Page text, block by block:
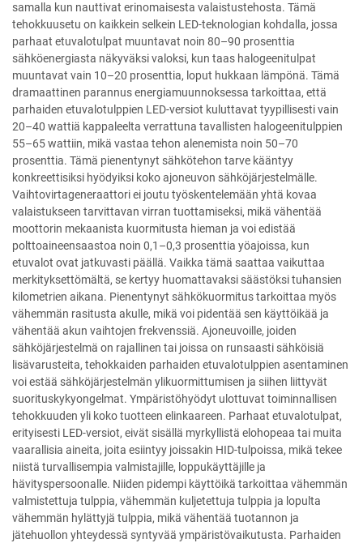
samalla kun nauttivat erinomaisesta valaistustehosta. Tämä
tehokkuusetu on kaikkein selkein LED-teknologian kohdalla, jossa
parhaat etuvalotulpat muuntavat noin 80–90 prosenttia
sähköenergiasta näkyväksi valoksi, kun taas halogeenitulpat
muuntavat vain 10–20 prosenttia, loput hukkaan lämpönä. Tämä
dramaattinen parannus energiamuunnoksessa tarkoittaa, että
parhaiden etuvalotulppien LED-versiot kuluttavat tyypillisesti vain
20–40 wattiä kappaleelta verrattuna tavallisten halogeenitulppien
55–65 wattiin, mikä vastaa tehon alenemista noin 50–70
prosenttia. Tämä pienentynyt sähkötehon tarve kääntyy
konkreettisiksi hyödyiksi koko ajoneuvon sähköjärjestelmälle.
Vaihtovirtageneraattori ei joutu työskentelemään yhtä kovaa
valaistukseen tarvittavan virran tuottamiseksi, mikä vähentää
moottorin mekaanista kuormitusta hieman ja voi edistää
polttoaineensaastoa noin 0,1–0,3 prosenttia yöajoissa, kun
etuvalot ovat jatkuvasti päällä. Vaikka tämä saattaa vaikuttaa
merkityksettömältä, se kertyy huomattavaksi säästöksi tuhansien
kilometrien aikana. Pienentynyt sähkökuormitus tarkoittaa myös
vähemmän rasitusta akulle, mikä voi pidentää sen käyttöikää ja
vähentää akun vaihtojen frekvenssiä. Ajoneuvoille, joiden
sähköjärjestelmä on rajallinen tai joissa on runsaasti sähköisiä
lisävarusteita, tehokkaiden parhaiden etuvalotulppien asentaminen
voi estää sähköjärjestelmän ylikuormittumisen ja siihen liittyvät
suorituskykyongelmat. Ympäristöhyödyt ulottuvat toiminnallisen
tehokkuuden yli koko tuotteen elinkaareen. Parhaat etuvalotulpat,
erityisesti LED-versiot, eivät sisällä myrkyllistä elohopeaa tai muita
vaarallisia aineita, joita esiintyy joissakin HID-tulpoissa, mikä tekee
niistä turvallisempia valmistajille, loppukäyttäjille ja
hävityspersoonalle. Niiden pidempi käyttöikä tarkoittaa vähemmän
valmistettuja tulppia, vähemmän kuljetettuja tulppia ja lopulta
vähemmän hylättyjä tulppia, mikä vähentää tuotannon ja
jätehuollon yhteydessä syntyvää ympäristövaikutusta. Parhaiden